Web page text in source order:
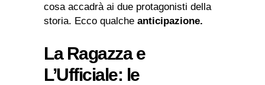
cosa accadrà ai due protagonisti della
storia. Ecco qualche anticipazione.
La Ragazza e
L’Ufficiale: le